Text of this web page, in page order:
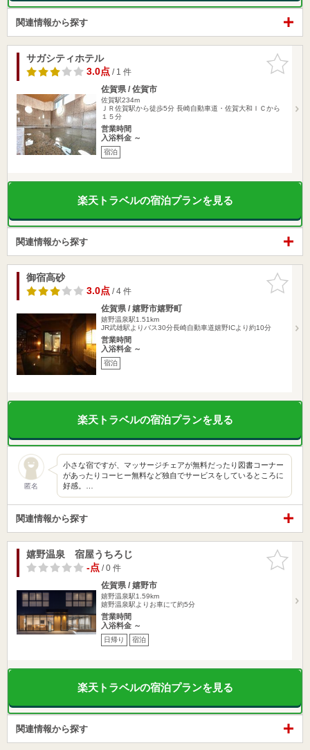
関連情報から探す
お気に入
りに追加
サガシティホテル
3.0点/ 1 件
佐賀県 / 佐賀市
佐賀駅234m
ＪＲ佐賀駅から徒歩5分 長崎自動車道・佐賀大和ＩＣから
１５分
営業時間
入浴料金 ～
宿泊
楽天トラベルの宿泊プランを見る
関連情報から探す
お気に入
りに追加
御宿高砂
3.0点/ 4 件
佐賀県 / 嬉野市嬉野町
嬉野温泉駅1.51km
JR武雄駅よりバス30分長崎自動車道嬉野ICより約10分
営業時間
入浴料金 ～
宿泊
楽天トラベルの宿泊プランを見る
匿名
小さな宿ですが、マッサージチェアが無料だったり図書コーナー
があったりコーヒー無料など独自でサービスをしているところに
好感。…
関連情報から探す
お気に入
りに追加
嬉野温泉 宿屋うちろじ
-点/ 0 件
佐賀県 / 嬉野市
嬉野温泉駅1.59km
嬉野温泉駅よりお車にて約5分
営業時間
入浴料金 ～
日帰り 宿泊
楽天トラベルの宿泊プランを見る
関連情報から探す